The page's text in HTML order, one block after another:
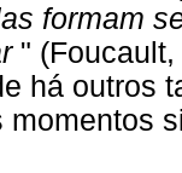
formam
"
há outros
momentos